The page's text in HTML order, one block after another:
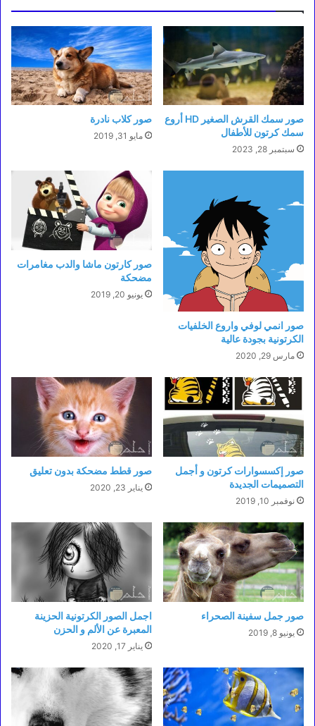
صور سمك القرش الصغير HD أروع
سمك كرتون للأطفال
سبتمبر 28, 2023
صور كلاب نادرة
مايو 31, 2019
صور انمي لوفي واروع الخلفيات
الكرتونية بجودة عالية
مارس 29, 2020
صور كارتون ماشا والدب مغامرات
مضحكة
يونيو 20, 2019
صور إكسسوارات كرتون و أجمل
التصميمات الجديدة
نوفمبر 10, 2019
صور قطط مضحكة بدون تعليق
يناير 23, 2020
صور جمل سفينة الصحراء
يونيو 8, 2019
اجمل الصور الكرتونية الحزينة
المعبرة عن الألم و الحزن
يناير 17, 2020